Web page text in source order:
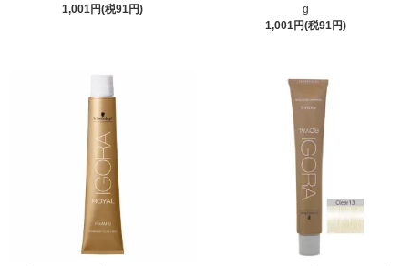
1,001円(税91円)
g
1,001円(税91円)